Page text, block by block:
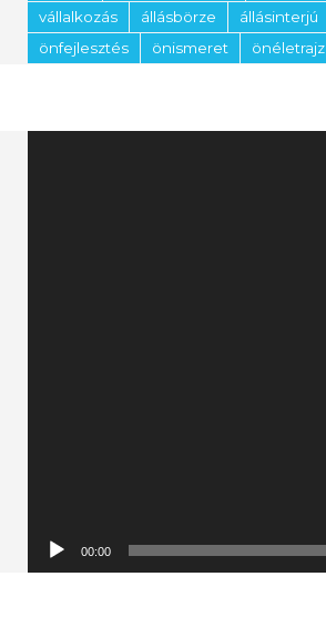
vállalkozás
állásbörze állásinterjú
önfejlesztés
önismeret önéletrajz
00:00